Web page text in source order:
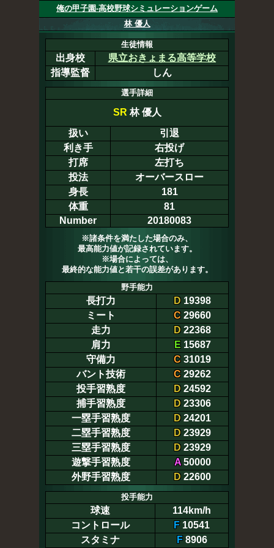
俺の甲子園-高校野球シミュレーションゲーム
林 優人
生徒情報
出身校
県立おきょまる高等学校
指導監督
しん
選手詳細
SR 林 優人
扱い
引退
利き手
右投げ
打席
左打ち
投法
オーバースロー
身長
181
体重
81
Number
20180083
※諸条件を満たした場合のみ、
最高能力値が記録されています。
※場合によっては、
最終的な能力値と若干の誤差があります。
野手能力
長打力 D 19398
ミート
C 29660
走力
D 22368
肩力
E15687
守備力
C 31019
バント技術
C 29262
投手習熟度
D 24592
捕手習熟度
D 23306
一塁手習熟度
D 24201
二塁手習熟度
D 23929
三塁手習熟度
D 23929
遊撃手習熟度
A50000
外野手習熟度
D 22600
投手能力
球速
114km/h
コントロール
F 10541
スタミナ
F8906